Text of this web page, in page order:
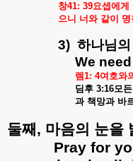
창41: 39요셉에게
으니 너와 같이
3) 하나님의
We
렘1: 4여호와
딤후 3:16모든
과 책망과 바
둘째 , 마음의 눈을
Pray for your